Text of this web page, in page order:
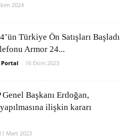
2024
Türkiye Ön Satışları Başladı
Armor 24...
- 16 Ekim 2023
Başkanı Erdoğan,
ilişkin kararı
Mart 2023